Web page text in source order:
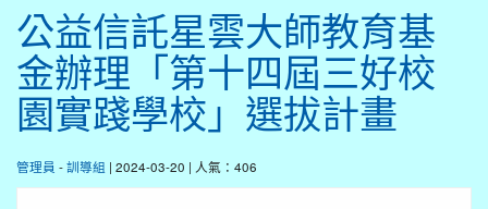
公益信託星雲大師教育基
金辦理「第十四屆三好校
園實踐學校」選拔計畫
管理員 -訓導組 | 2024-03-20 | 人氣：406